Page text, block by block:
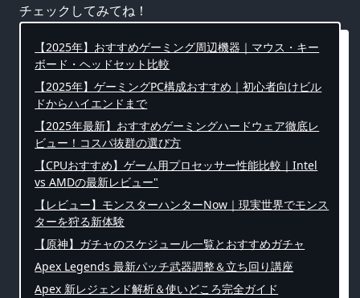
チェックしてみてね！
【2025年】おすすめゲーミング周辺機器｜マウス・キー
ボード・ヘッドセット比較
【2025年】ゲーミングPC構成おすすめ｜初心者向けビル
ドからハイエンドまで
【2025年最新】おすすめゲーミングハードウェア徹底レ
ビュー！コスパ抜群の選び方
【CPUおすすめ】ゲーム用プロセッサー性能比較｜Intel
vs AMDの最新レビュー"
【レビュー】モンスターハンターNow｜現実世界でモンス
ターを狩る新体験
【原神】ガチャのスケジュール一覧とおすすめガチャ
Apex Legends 最新パッチ武器調整＆立ち回り講座
Apex 新レジェンド解析＆使いどころ完全ガイド